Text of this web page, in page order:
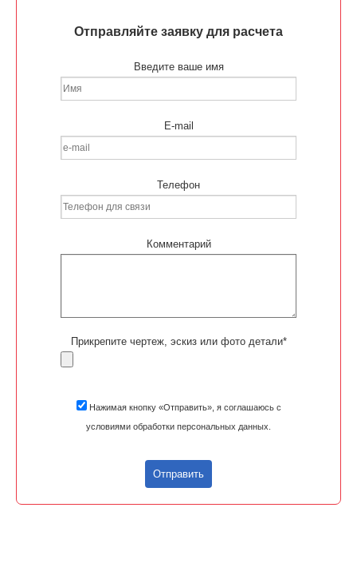
Отправляйте заявку для расчета
Введите ваше имя
E-mail
Телефон
Комментарий
Прикрепите чертеж, эскиз или фото детали*
Нажимая кнопку «Отправить», я соглашаюсь с
условиями обработки персональных данных.
Отправить